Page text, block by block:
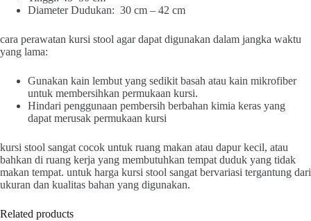
Diameter Dudukan: 30 cm – 42 cm
cara perawatan kursi stool agar dapat digunakan dalam jangka waktu
yang lama:
Gunakan kain lembut yang sedikit basah atau kain mikrofiber
untuk membersihkan permukaan kursi.
Hindari penggunaan pembersih berbahan kimia keras yang
dapat merusak permukaan kursi
kursi stool sangat cocok untuk ruang makan atau dapur kecil, atau
bahkan di ruang kerja yang membutuhkan tempat duduk yang tidak
makan tempat. untuk harga kursi stool sangat bervariasi tergantung dari
ukuran dan kualitas bahan yang digunakan.
Related products